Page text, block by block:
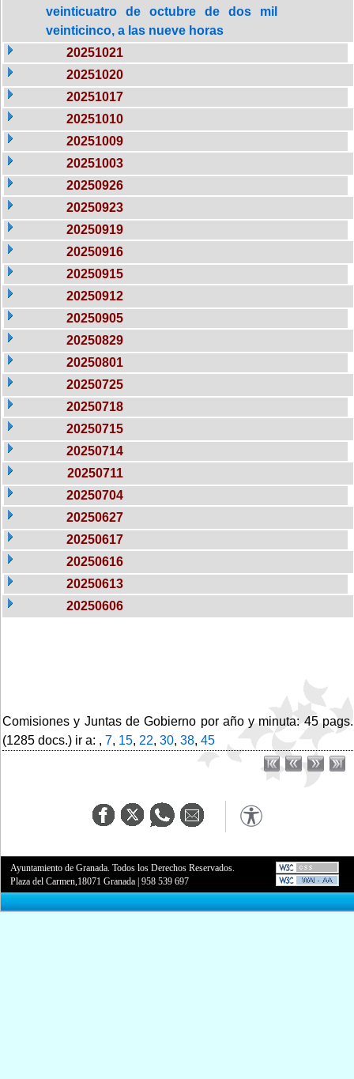
veinticuatro de octubre de dos mil
veinticinco, a las nueve horas
20251021
20251020
20251017
20251010
20251009
20251003
20250926
20250923
20250919
20250916
20250915
20250912
20250905
20250829
20250801
20250725
20250718
20250715
20250714
20250711
20250704
20250627
20250617
20250616
20250613
20250606
Comisiones y Juntas de Gobierno por año y minuta: 45 pags.
(1285 docs.) ir a: , 7, 15, 22, 30, 38, 45
Ayuntamiento de Granada. Todos los Derechos Reservados.
Plaza del Carmen,18071 Granada |958 539 697